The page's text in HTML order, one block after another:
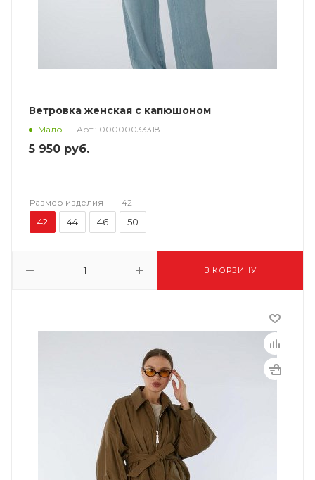
Ветровка женская с капюшоном
Мало Арт.: 00000033318
5 950 руб.
В КОРЗИНУ
Размер изделия — 42
42 44 46 50